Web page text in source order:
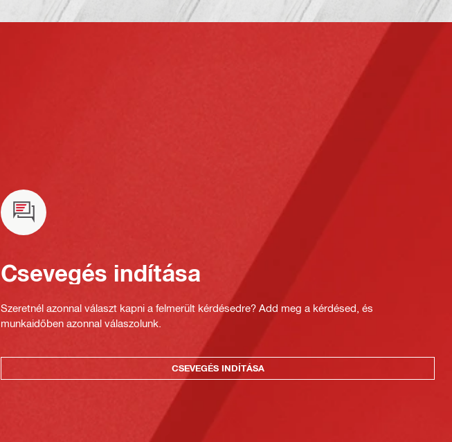
Csevegés indítása
Szeretnél azonnal választ kapni a felmerült kérdésedre? Add meg a kérdésed, és
munkaidőben azonnal válaszolunk.
CSEVEGÉS INDÍTÁSA